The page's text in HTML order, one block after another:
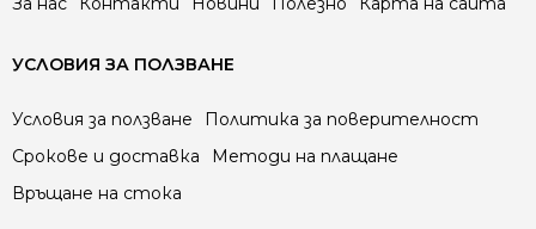
УСЛОВИЯ ЗА ПОЛЗВАНЕ
Условия за ползване
Политика за поверителност
Срокове и доставка
Методи на плащане
Връщане на стока